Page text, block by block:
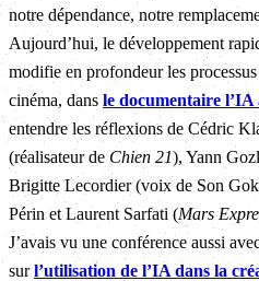
notre dépendance, notre
Aujourd’hui, le développement
modifie en profondeur les
cinéma, dans le documentaire
entendre les réflexions de Cédric
(réalisateur de Chien 21), Yann
Brigitte Lecordier (voix de Son
Périn et Laurent Sarfati (Mars
J’avais vu une conférence aussi
surl’utilisation de l’IA dans la